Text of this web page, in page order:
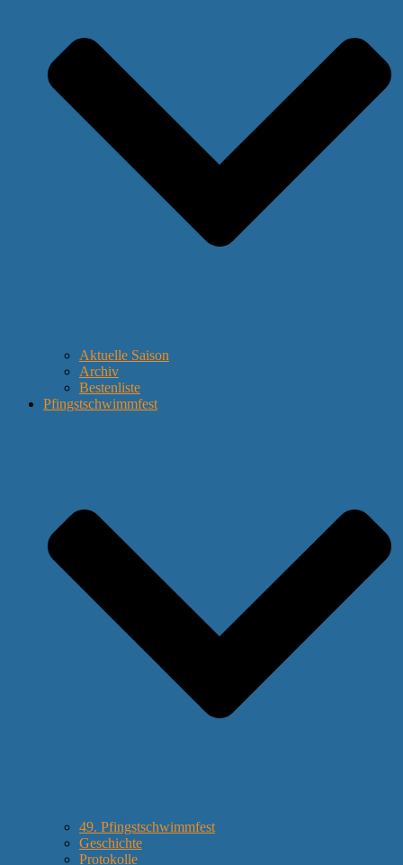
Aktuelle Saison
Archiv
Bestenliste
Pfingstschwimmfest
49. Pfingstschwimmfest
Geschichte
Protokolle